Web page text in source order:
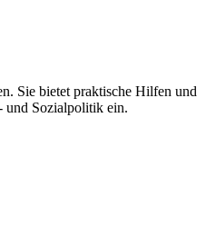
Sie bietet praktische Hilfen und
und Sozialpolitik ein.